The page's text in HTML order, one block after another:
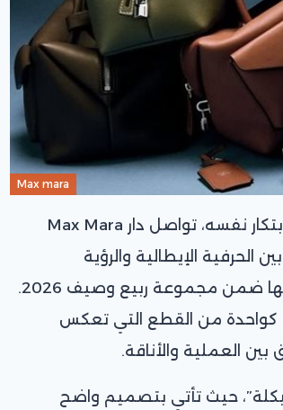
Max mara
في عالم الموضة الذي لا يتوقف عن إعادة ابتكار نفسه، تواصل دار Max Mara
الحرفية الإيطالية والرؤية
المعاصرة، من خلال تقديمها أحدث تصاميمها ضمن مجموعة ربيع وصيف 2026.
وفي هذا السياق، تبرز حقيبة Holdall Cargo كواحدة من القطع التي تعكس
العملية والأناقة.
حيث تأتي بتصميم واضح